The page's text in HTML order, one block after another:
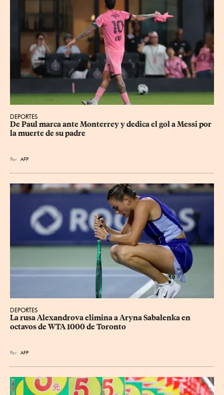
DEPORTES
De Paul marca ante Monterrey y dedica el gol a Messi por
la muerte de su padre
Por AFP
DEPORTES
La rusa Alexandrova elimina a Aryna Sabalenka en
octavos de WTA 1000 de Toronto
Por AFP